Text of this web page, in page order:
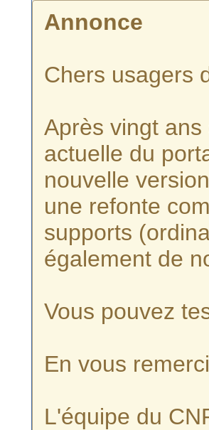
Annonce
Chers usagers
Après vingt
actuelle du
nouvelle
une refonte
supports
également de
Vous pouvez
En vous
L'équipe du